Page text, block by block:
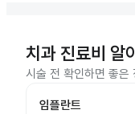
치과 진료비 알
시술 전 확인하면 좋은
임플란트